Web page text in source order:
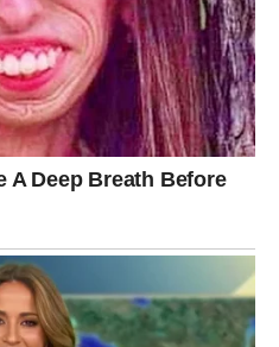
bilo uzalud.
i svaki trenutak tokom kojeg
dalje pripremali su vas za
donijeti mnogo više novca,
možete zamisliti.